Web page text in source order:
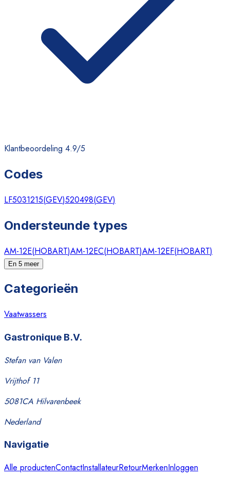
Klantbeoordeling 4.9/5
Codes
LF5031215(GEV)520498(GEV)
Ondersteunde types
AM-12E(HOBART)AM-12EC(HOBART)AM-12EF(HOBART)
En 5 meer
Categorieën
Vaatwassers
Gastronique B.V.
Stefan van Valen
Vrijthof 11
5081CA Hilvarenbeek
Nederland
Navigatie
Alle productenContactInstallateurRetourMerkenInloggen